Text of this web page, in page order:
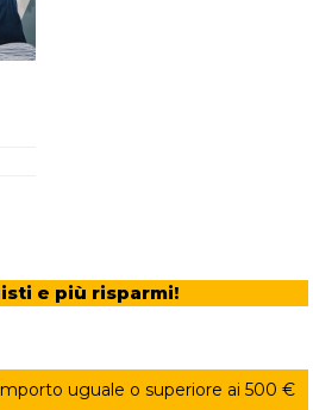
e più risparmi!
uguale o superiore ai 500 €